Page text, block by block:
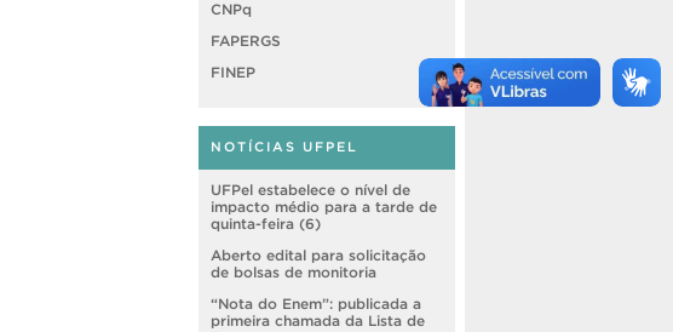
CNPq
FAPERGS
FINEP
NOTÍCIAS UFPEL
UFPel estabelece o nível de
impacto médio para a tarde de
quinta-feira (6)
Aberto edital para solicitação
de bolsas de monitoria
“Nota do Enem”: publicada a
primeira chamada da Lista de